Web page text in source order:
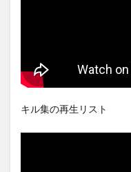
キル集の再生リスト